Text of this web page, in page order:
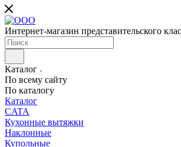
Интернет-магазин представительского
Каталог
По всему сайту
По каталогу
Каталог
CATA
Кухонные вытяжки
Наклонные
Купольные